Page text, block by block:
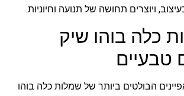
ויוצרים תחושה של תנועה וחיוניות.
כלה בוהו שיק
טבעיים
הבולטים ביותר של שמלות כלה בוהו